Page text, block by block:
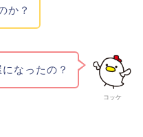
か？
コッケ
なったの？